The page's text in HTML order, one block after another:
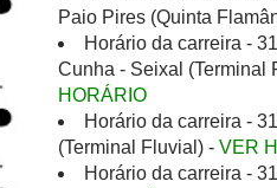
Paio Pires (Quinta
Horário da carreira -
Cunha - Seixal (Terminal
HORÁRIO
Horário da carreira -
(Terminal Fluvial) - VER
Horário da carreira -